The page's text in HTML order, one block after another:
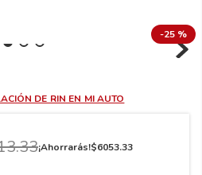
-25 %
DE RIN EN MI AUTO
.33¡Ahorrarás!$6053.33
5 205
7. 195 65 15
9.265